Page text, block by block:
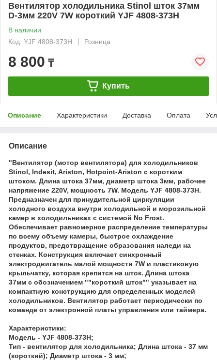
Вентилятор холодильника Stinol шток 37мм
D-3мм 220V 7W короткий YJF 4808-373H
В наличии
Код: YJF 4808-373H
Розница
8 800 ₸
Купить
Описание Характеристики Доставка Оплата
Описание
"Вентилятор (мотор вентилятора) для холодильников
Stinol, Indesit, Ariston, Hotpoint-Ariston с коротким
штоком. Длина штока 37мм, диаметр штока 3мм, рабочее
напряжение 220V, мощность 7W. Модель YJF 4808-373H.
Предназначен для принудительной циркуляции
холодного воздуха внутри холодильной и морозильной
камер в холодильниках с системой No Frost.
Обеспечивает равномерное распределение температуры
по всему объему камеры, быстрое охлаждение
продуктов, предотвращение образования наледи на
стенках. Конструкция включает синхронный
электродвигатель малой мощности 7W и пластиковую
крыльчатку, которая крепится на шток. Длина штока
37мм с обозначением ""короткий шток"" указывает на
компактную конструкцию для определенных моделей
холодильников. Вентилятор работает периодически по
команде от электронной платы управления или таймера.
Характеристики:
Модель - YJF 4808-373H;
Тип - вентилятор для холодильника; Длина штока - 37 мм
(короткий); Диаметр штока - 3 мм;